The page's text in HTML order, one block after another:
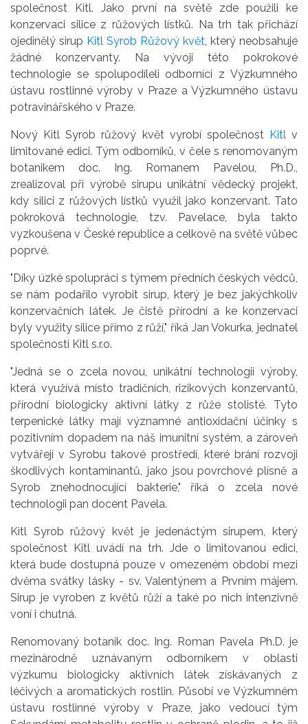
společnost Kitl. Jako první na světě zde použili ke
konzervaci silice z růžových lístků. Na trh tak přichází
ojedinělý sirup Kitl Syrob Růžový květ, který neobsahuje
žádné konzervanty. Na vývoji této pokrokové
technologie se spolupodíleli odborníci z Výzkumného
ústavu rostlinné výroby v Praze a Výzkumného ústavu
potravinářského v Praze.
Nový Kitl Syrob růžový květ vyrobí společnost Kitlv
limitované edici. Tým odborníků, v čele s renomovaným
botanikem doc. Ing. Romanem Pavelou, Ph.D.,
zrealizoval při výrobě sirupu unikátní vědecký projekt,
kdy silici z růžových lístků využil jako konzervant. Tato
pokroková technologie, tzv. Pavelace, byla takto
vyzkoušena v České republice a celkově na světě vůbec
poprvé.
"Díky úzké spolupráci s týmem předních českých vědců,
se nám podařilo vyrobit sirup, který je bez jakýchkoliv
konzervačních látek. Je čistě přírodní a ke konzervaci
byly využity silice přímo z růží," říká Jan Vokurka, jednatel
společnosti Kitl s.r.o.
"Jedná se o zcela novou, unikátní technologii výroby,
která využívá místo tradičních, rizikových konzervantů,
přírodní biologicky aktivní látky z růže stolisté. Tyto
terpenické látky mají významné antioxidační účinky s
pozitivním dopadem na náš imunitní systém, a zároveň
vytvářejí v Syrobu takové prostředí, které brání rozvoji
škodlivých kontaminantů, jako jsou povrchové plísně a
Syrob znehodnocující bakterie," říká o zcela nové
technologii pan docent Pavela.
Kitl Syrob růžový květ je jedenáctým sirupem, který
společnost Kitl uvádí na trh. Jde o limitovanou edici,
která bude dostupná pouze v omezeném období mezi
dvěma svátky lásky - sv. Valentýnem a Prvním májem.
Sirup je vyroben z květů růží a také po nich intenzivně
voní i chutná.
Renomovaný botanik doc. Ing. Roman Pavela Ph.D. je
mezinárodně uznávaným odborníkem v oblasti
výzkumu biologicky aktivních látek získávaných z
léčivých a aromatických rostlin. Působí ve Výzkumném
ústavu rostlinné výroby v Praze, jako vedoucí tým